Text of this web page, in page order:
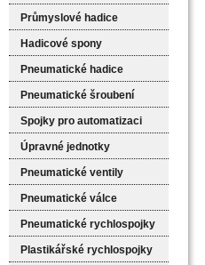
Průmyslové hadice
Hadicové spony
Pneumatické hadice
Pneumatické šroubení
Spojky pro automatizaci
Úpravné jednotky
Pneumatické ventily
Pneumatické válce
Pneumatické rychlospojky
Plastikářské rychlospojky